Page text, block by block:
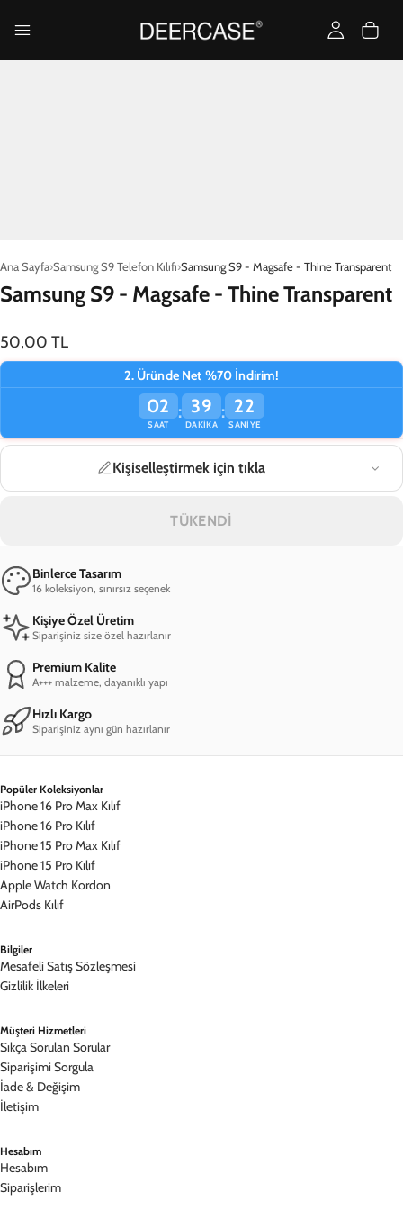
Ana Sayfa Samsung S9 Telefon Kılıfı Samsung S9 - Magsafe - Thine Transparent
Samsung S9 - Magsafe - Thine Transparent
50,00 TL
2. Üründe Net %70 İndirim!
02
SAAT
: 39
DAKIKA
: 22
SANIYE
Kişiselleştirmek için tıkla
TÜKENDİ
Binlerce Tasarım
16 koleksiyon, sınırsız seçenek
Kişiye Özel Üretim
Siparişiniz size özel hazırlanır
Premium Kalite
A+++ malzeme, dayanıklı yapı
Hızlı Kargo
Siparişiniz aynı gün hazırlanır
Popüler Koleksiyonlar
iPhone 16 Pro Max Kılıf
iPhone 16 Pro Kılıf
iPhone 15 Pro Max Kılıf
iPhone 15 Pro Kılıf
Apple Watch Kordon
AirPods Kılıf
Bilgiler
Mesafeli Satış Sözleşmesi
Gizlilik İlkeleri
Müşteri Hizmetleri
Sıkça Sorulan Sorular
Siparişimi Sorgula
İade & Değişim
İletişim
Hesabım
Hesabım
Siparişlerim